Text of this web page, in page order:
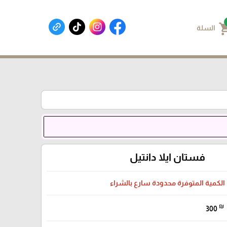
السلة
فستان ايلا دانتيل
الكمية المتوفرة محدودة سارع بالشراء
300 ₪